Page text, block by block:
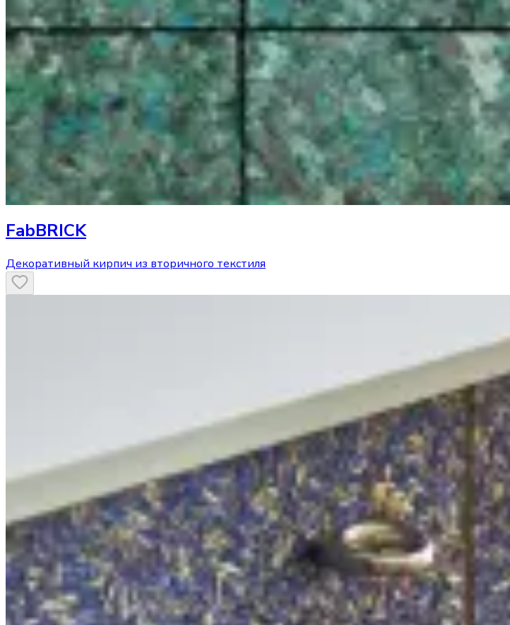
FabBRICK
Декоративный кирпич из вторичного текстиля